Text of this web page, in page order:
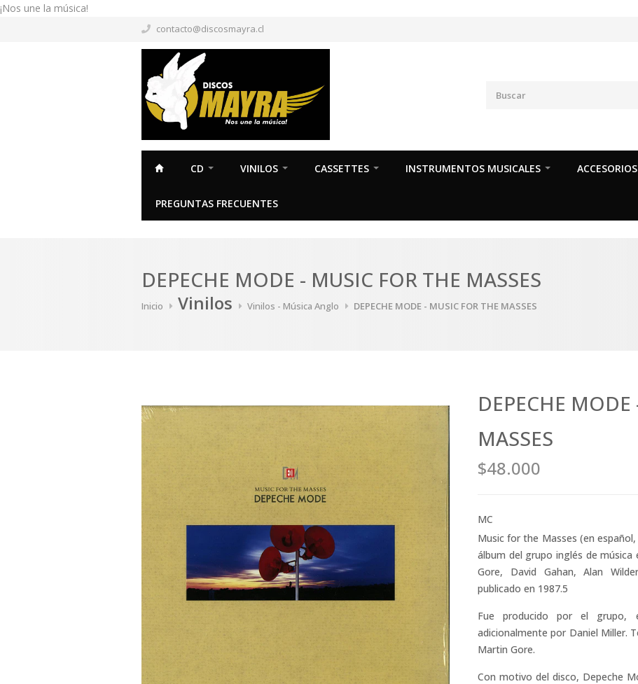
¡Nos une la música!
contacto@discosmayra.cl
CD VINILOS CASSETTES INSTRUMENTOS MUSICALES
PREGUNTAS FRECUENTES
DEPECHE MODE - MUSIC FOR THE MASSES
Inicio Vinilos Vinilos - Música Anglo DEPECHE MODE - MUSIC FOR THE MASSES
DEPECHE
MASSES
$48.000
MC
Music for the Masses (en
álbum del grupo inglés de
Gore, David Gahan, Alan
publicado en 1987.5​
Fue producido por el grupo,
adicionalmente por Daniel Miller.
Martin Gore.
Con motivo del disco, Depeche